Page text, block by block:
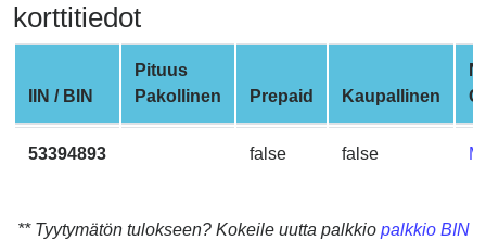
BIN
v2
BIN
CC
Generator
Banks
korttitiedot
IIN / BIN
Pituus
Pakollinen
Prepaid Kaupallinen
53394893 false false
** Tyytymätön tulokseen? Kokeile uutta palkkio palkkio BIN